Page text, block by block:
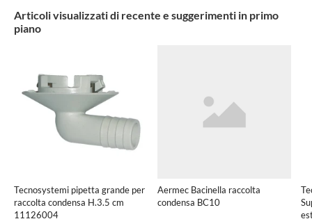
Articoli visualizzati di recente e suggerimenti in primo
piano
Tecnosystemi pipetta grande per
raccolta condensa H.3.5 cm
11126004
Aermec Bacinella raccolta
condensa BC10